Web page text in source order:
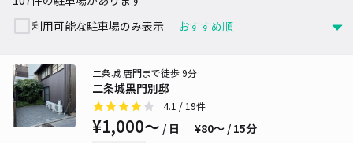
利用可能な駐車場のみ表示
二条城黒門別邸
二条城 唐門まで徒歩 9分
4.1 / 19件
¥1,000〜 / 日 ¥80〜 / 15分